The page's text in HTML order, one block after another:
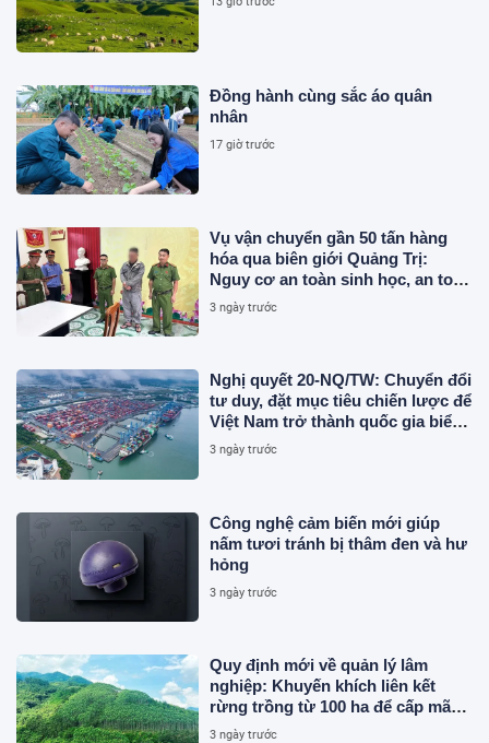
Đồng hành cùng sắc áo quân
nhân
17 giờ trước
Vụ vận chuyển gần 50 tấn hàng
hóa qua biên giới Quảng Trị:
Nguy cơ an toàn sinh học, an toàn
thực phẩm từ sản phẩm động vật
3 ngày trước
Nghị quyết 20-NQ/TW: Chuyển đổi
tư duy, đặt mục tiêu chiến lược để
Việt Nam trở thành quốc gia biển
mạnh
3 ngày trước
Công nghệ cảm biến mới giúp
nấm tươi tránh bị thâm đen và hư
hỏng
3 ngày trước
Quy định mới về quản lý lâm
nghiệp: Khuyến khích liên kết
rừng trồng từ 100 ha để cấp mã
số
3 ngày trước